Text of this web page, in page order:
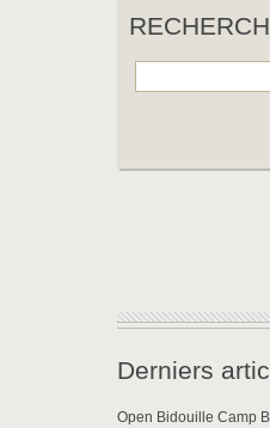
Derniers
Open Bidouille Camp